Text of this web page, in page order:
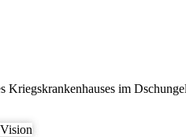
Kriegskrankenhauses im